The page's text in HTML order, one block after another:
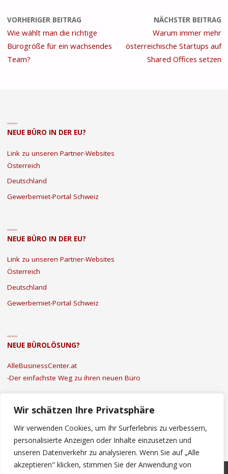
Wir schätzen Ihre Privatsphäre
Wir verwenden Cookies, um Ihr Surferlebnis zu verbessern,
personalisierte Anzeigen oder Inhalte einzusetzen und
unseren Datenverkehr zu analysieren. Wenn Sie auf „Alle
akzeptieren" klicken, stimmen Sie der Anwendung von
VORHERIGER BEITRAG
Wie wählt man die richtige
Bürogröße für ein wachsendes
Team?
NÄCHSTER BEITRAG
Warum immer mehr
österreichische Startups auf
Shared Offices setzen
NEUE BÜRO IN DER EU?
Link zu unseren Partner-Websites
Österreich
Deutschland
Gewerbemiet-Portal Schweiz
NEUE BÜRO IN DER EU?
Link zu unseren Partner-Websites
Österreich
Deutschland
Gewerbemiet-Portal Schweiz
NEUE BÜROLÖSUNG?
AlleBusinessCenter.at
-Der einfachste Weg zu ihren neuen Büro
©2022 Mieten Büro Österreich